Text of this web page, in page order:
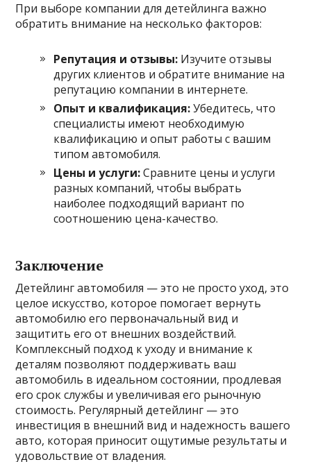
При выборе компании для детейлинга важно
обратить внимание на несколько факторов:
Репутация и отзывы: Изучите отзывы
других клиентов и обратите внимание на
репутацию компании в интернете.
Опыт и квалификация:Убедитесь, что
специалисты имеют необходимую
квалификацию и опыт работы с вашим
типом автомобиля.
Цены и услуги:Сравните цены и услуги
разных компаний, чтобы выбрать
наиболее подходящий вариант по
соотношению цена-качество.
Заключение
Детейлинг автомобиля — это не просто уход, это
целое искусство, которое помогает вернуть
автомобилю его первоначальный вид и
защитить его от внешних воздействий.
Комплексный подход к уходу и внимание к
деталям позволяют поддерживать ваш
автомобиль в идеальном состоянии, продлевая
его срок службы и увеличивая его рыночную
стоимость. Регулярный детейлинг — это
инвестиция в внешний вид и надежность вашего
авто, которая приносит ощутимые результаты и
удовольствие от владения.